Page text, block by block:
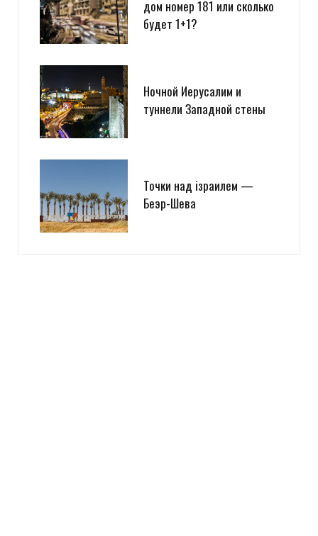
дом номер 181 или сколько
будет 1+1?
Ночной Иерусалим и
туннели Западной стены
Точки над iзраилем —
Беэр-Шева